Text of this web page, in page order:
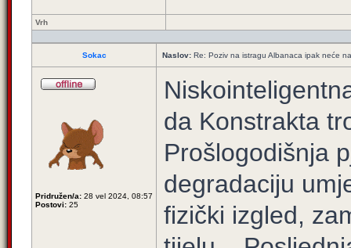
Vrh
Sokac Naslov: Re: Poziv na istragu Albanaca ipak neće
Pridružen/a: 28 vel 2024, 08:57
Postovi: 25
da Konstrakta
Prošlogodišnja
degradaciju
fizički izgled,